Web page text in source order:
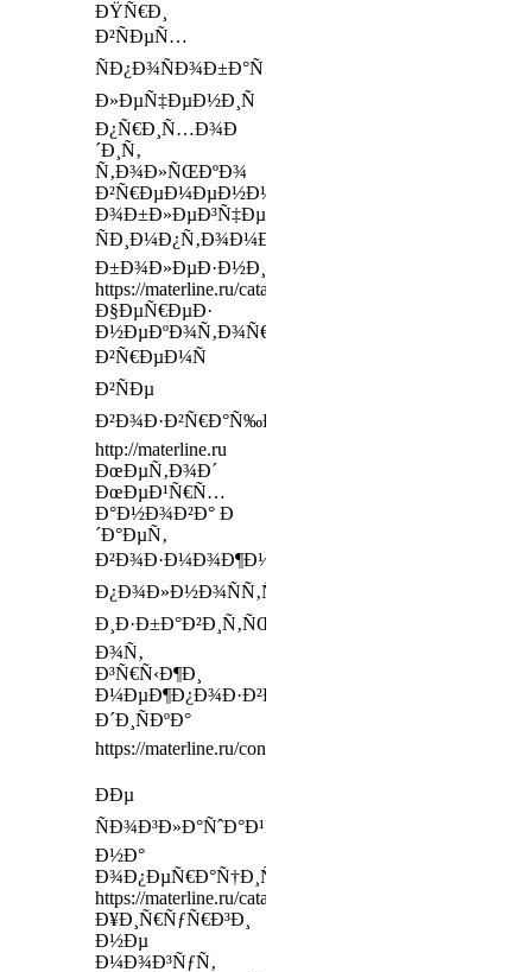
ÐŸÑ€Ð¸
Ð²ÑÐµÑ…
ÑÐ¿Ð¾ÑÐ¾Ð±Ð°Ñ…
Ð»ÐµÑ‡ÐµÐ½Ð¸Ñ
Ð¿Ñ€Ð¸Ñ…Ð¾Ð
´Ð¸Ñ‚
Ñ‚Ð¾Ð»ÑŒÐºÐ¾
Ð²Ñ€ÐµÐ¼ÐµÐ½Ð½Ð¾Ðµ
Ð¾Ð±Ð»ÐµÐ³Ñ‡ÐµÐ½Ð¸Ðµ
ÑÐ¸Ð¼Ð¿Ñ‚Ð¾Ð¼Ð¾Ð²
Ð±Ð¾Ð»ÐµÐ·Ð½Ð¸
https://materline.ru/catalog/mattresses/lux/
Ð§ÐµÑ€ÐµÐ·
Ð½ÐµÐºÐ¾Ñ‚Ð¾Ñ€Ð¾Ðµ
Ð²Ñ€ÐµÐ¼Ñ
Ð²ÑÐµ
Ð²Ð¾Ð·Ð²Ñ€Ð°Ñ‰Ð°ÐµÑ‚ÑÑ
http://materline.ru
ÐœÐµÑ‚Ð¾Ð´
ÐœÐµÐ¹Ñ€Ñ…
Ð°Ð½Ð¾Ð²Ð° Ð
´Ð°ÐµÑ‚
Ð²Ð¾Ð·Ð¼Ð¾Ð¶Ð½Ð¾ÑÑ‚ÑŒ
Ð¿Ð¾Ð»Ð½Ð¾ÑÑ‚ÑŒÑŽ
Ð¸Ð·Ð±Ð°Ð²Ð¸Ñ‚ÑŒÑÑ
Ð¾Ñ‚
Ð³Ñ€Ñ‹Ð¶Ð¸
Ð¼ÐµÐ¶Ð¿Ð¾Ð·Ð²Ð¾Ð½Ð¾Ñ‡Ð½Ð¾Ð³Ð¾
Ð´Ð¸ÑÐºÐ°
https://materline.ru/contacts/
ÐÐµ
ÑÐ¾Ð³Ð»Ð°ÑˆÐ°Ð¹Ñ‚ÐµÑÑŒ
Ð½Ð°
Ð¾Ð¿ÐµÑ€Ð°Ñ†Ð¸ÑŽ
https://materline.ru/catalog/
Ð¥Ð¸Ñ€ÑƒÑ€Ð³Ð¸
Ð½Ðµ
Ð¼Ð¾Ð³ÑƒÑ‚